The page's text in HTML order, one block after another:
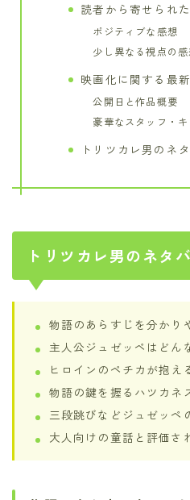
読者から寄せられ
ポジティブな感想
少し異なる視点の感
映画化に関する最
公開日と作品概要
豪華なスタッフ・キ
トリツカレ男のネ
トリツカレ男のネタ
物語のあらすじを分かり
主人公ジュゼッペはどん
ヒロインのペチカが抱え
物語の鍵を握るハツカネ
三段跳びなどジュゼッペ
大人向けの童話と評価さ